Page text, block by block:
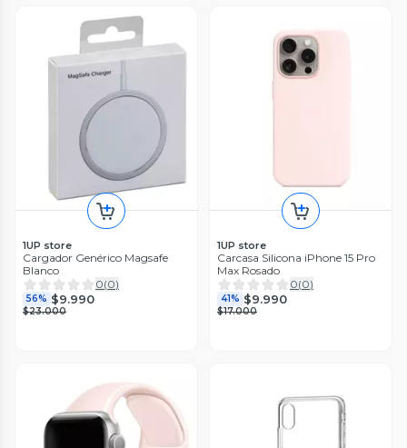
1UP store
Cargador Genérico Magsafe
Blanco
0(0)
56% $9.990
$23.000
1UP store
Carcasa Silicona iPhone 15 Pro
Max Rosado
0(0)
41% $9.990
$17.000